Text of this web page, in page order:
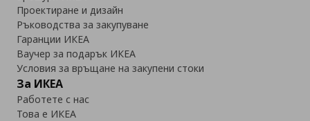
Проектиране и дизайн
Ръководства за закупуване
Гаранции ИКЕА
Ваучер за подарък ИКЕА
Условия за връщане на закупени стоки
За ИКЕА
Работете с нас
Това е ИКЕА